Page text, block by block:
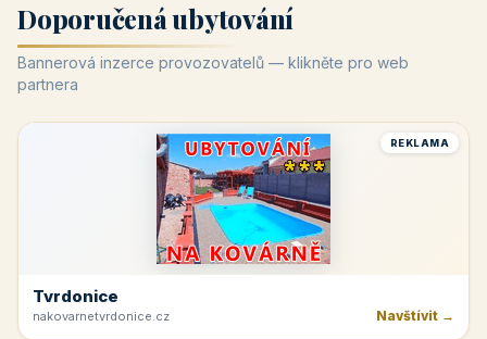
Doporučená ubytování
Bannerová inzerce provozovatelů — klikněte pro web
partnera
REKLAMA
Tvrdonice
nakovarnetvrdonice.cz Navštívit →